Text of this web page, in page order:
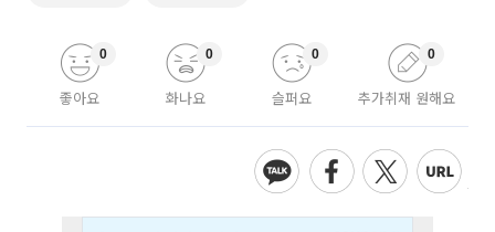
좋아요
0
화나요
0
슬퍼요
0
추가취재 원해요
0